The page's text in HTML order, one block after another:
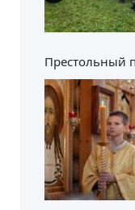
Престольный